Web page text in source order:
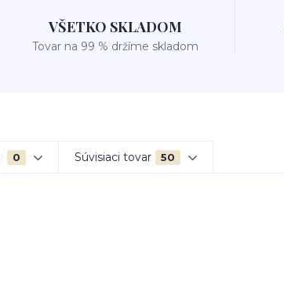
VŠETKO SKLADOM
Tovar na 99 % držíme skladom
0 Súvisiaci tovar 50